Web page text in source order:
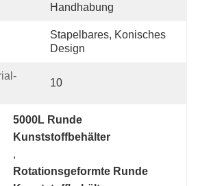
Handhabung
Stapelbares, Konisches
Design
10
5000L Runde
Kunststoffbehälter
,
Rotationsgeformte Runde